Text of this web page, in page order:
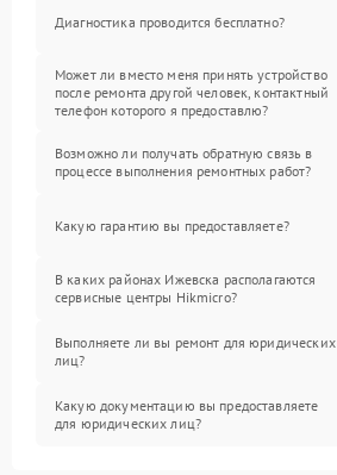
Диагностика проводится бесплатно?
Может ли вместо меня принять устройство
после ремонта другой человек, контактный
телефон которого я предоставлю?
Возможно ли получать обратную связь в
процессе выполнения ремонтных работ?
Какую гарантию вы предоставляете?
В каких районах Ижевска располагаются
сервисные центры Hikmicro?
Выполняете ли вы ремонт для юридических
лиц?
Какую документацию вы предоставляете
для юридических лиц?